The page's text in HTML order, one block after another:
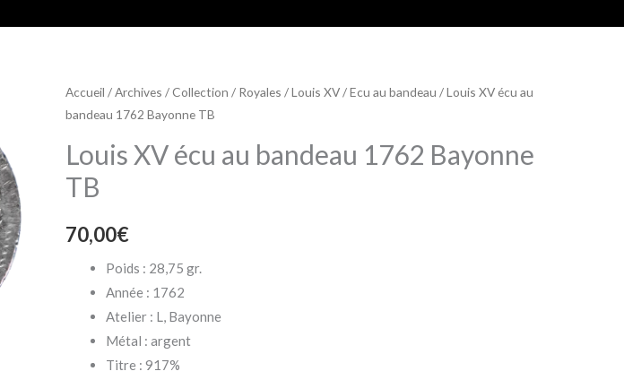
Accueil /Archives /Collection / Royales /Louis XV/Ecu au bandeau / Louis XV écu au
bandeau 1762 Bayonne TB
Louis XV écu au bandeau 1762 Bayonne
TB
70,00€
Poids : 28,75 gr.
Année : 1762
Atelier : L, Bayonne
Métal : argent
Titre : 917%